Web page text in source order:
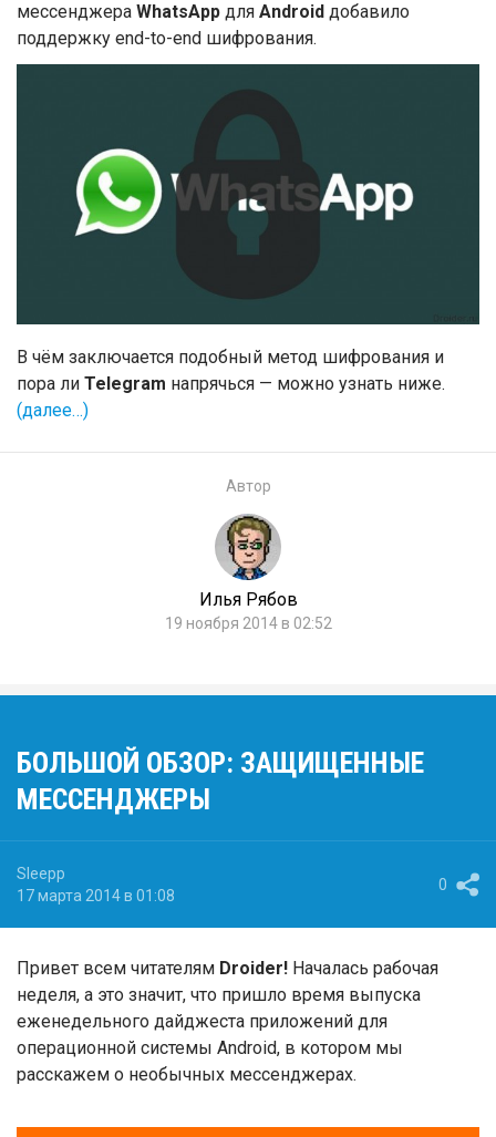
мессенджера WhatsApp для Android добавило
поддержку end-to-end шифрования.
В чём заключается подобный метод шифрования и
пора ли Telegram напрячься — можно узнать ниже.
(далее…)
Автор
Илья Рябов
19 ноября 2014 в 02:52
БОЛЬШОЙ ОБЗОР: ЗАЩИЩЕННЫЕ
МЕССЕНДЖЕРЫ
Sleepp
17 марта 2014 в 01:08
0
Привет всем читателям Droider! Началась рабочая
неделя, а это значит, что пришло время выпуска
еженедельного дайджеста приложений для
операционной системы Android, в котором мы
расскажем о необычных мессенджерах.